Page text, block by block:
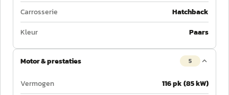
Carrosserie
Hatchback
Kleur
Paars
Motor & prestaties 5
Vermogen
116 pk (85 kW)